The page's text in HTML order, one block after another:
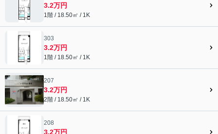
3.2万円
1階 / 18.50㎡ / 1K
303
3.2万円
1階 / 18.50㎡ / 1K
207
3.2万円
2階 / 18.50㎡ / 1K
208
3.2万円